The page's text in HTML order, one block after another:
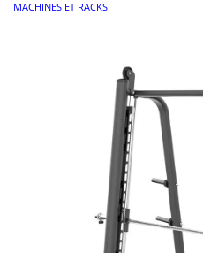
MACHINES ET RACKS